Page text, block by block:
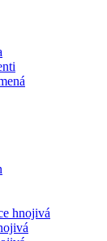
hnojivá